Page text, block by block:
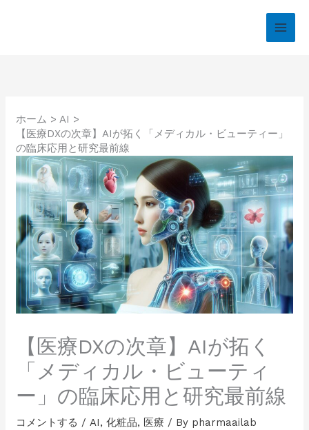
ホーム
AI
【医療DXの次章】AIが拓く「メディカル・ビューティー」
の臨床応用と研究最前線
【医療DXの次章】AIが拓く
「メディカル・ビューティ
ー」の臨床応用と研究最前線
コメントする /AI,化粧品, 医療 / By pharmaailab